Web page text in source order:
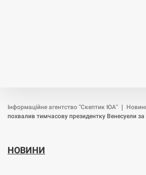
Інформаційне агентство "Скептик ЮА"
похвалив тимчасову президентку Венесуели
НОВИНИ